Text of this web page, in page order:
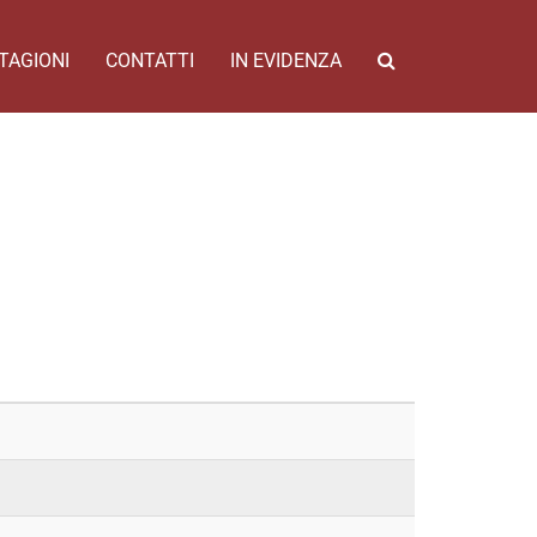
CONTATTI IN EVIDENZA